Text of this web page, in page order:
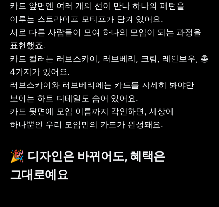
사업자 등록번호 : 462-86-01671
주소 : 06133 서울특별시 강남구
테헤란로 131, 13층 (역삼동,
한국지식재산센터)
대표 : 이은미
고객센터
전화 : 1661-7654(24시간 연중무휴)
이메일 : help@tossbank.com
처리방침
이용자유의사항
보호금융상품등록부
외부채널
직원 고충 접수
채널
카드 앞면엔 여러 개의 선이 만나 하나의 패턴을
이루는 스트라이프 모티프가 담겨 있어요.
서로 다른 사람들이 모여 하나의 모임이 되는 과정을
표현했죠.
카드 컬러는 러브스카이, 러브베리, 크림, 레인보우, 총
4가지가 있어요.
러브스카이와 러브베리에는 카드를 자세히 봐야만
보이는 하트 디테일도 숨어 있어요.
카드 뒷면에 모임 이름까지 각인하면, 세상에
하나뿐인 우리 모임만의 카드가 완성돼요.
🎉 디자인은 바뀌어도, 혜택은
그대로예요